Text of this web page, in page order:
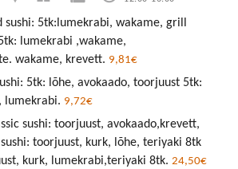
sushi: 5tk:lumekrabi, wakame, grill
lumekrabi ,wakame,
wakame, krevett. 9,81€
5tk: lõhe, avokaado, toorjuust 5tk:
lumekrabi. 9,72€
sushi: toorjuust, avokaado,krevett,
toorjuust, kurk, lõhe, teriyaki 8tk
kurk, lumekrabi,teriyaki 8tk. 24,50€